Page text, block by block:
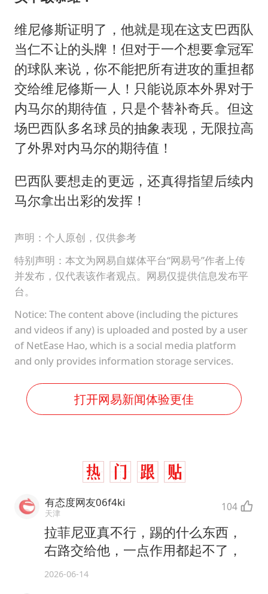
维尼修斯证明了，他就是现在这支巴西队
当仁不让的头牌！但对于一个想要拿冠军
的球队来说，你不能把所有进攻的重担都
交给维尼修斯一人！只能说原本外界对于
内马尔的期待值，只是个替补奇兵。但这
场巴西队多名球员的抽象表现，无限拉高
了外界对内马尔的期待值！
巴西队要想走的更远，还真得指望后续内
马尔拿出出彩的发挥！
声明：个人原创，仅供参考
特别声明：本文为网易自媒体平台“网易号”作者上传
并发布，仅代表该作者观点。网易仅提供信息发布平
台。
Notice: The content above (including the pictures
and videos if any) is uploaded and posted by a user
of NetEase Hao, which is a social media platform
and only provides information storage services.
打开网易新闻体验更佳
有态度网友06f4ki
天津 104
拉菲尼亚真不行，踢的什么东西，
右路交给他，一点作用都起不了，
2026-06-14